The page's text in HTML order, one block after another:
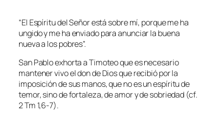
“El Espíritu del Señor está sobre mí, porque me ha
ungido y me ha enviado para anunciar la buena
nueva a los pobres”.
San Pablo exhorta a Timoteo que es necesario
mantener vivo el don de Dios que recibió por la
imposición de sus manos, que no es un espíritu de
temor, sino de fortaleza, de amor y de sobriedad (cf.
2 Tm 1,6-7).